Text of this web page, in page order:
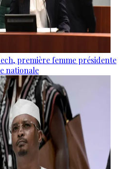
première femme présidente
nationale